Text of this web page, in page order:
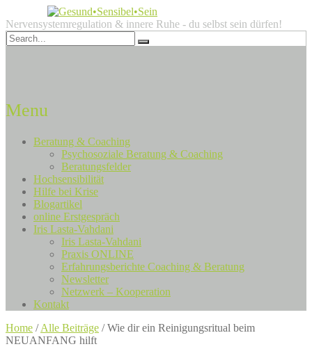
Nervensystemregulation & innere Ruhe - du selbst sein dürfen!
Menu
Beratung & Coaching
Psychosoziale Beratung & Coaching
Beratungsfelder
Hochsensibilität
Hilfe bei Krise
Blogartikel
online Erstgespräch
Iris Lasta-Vahdani
Iris Lasta-Vahdani
Praxis ONLINE
Erfahrungsberichte Coaching & Beratung
Newsletter
Netzwerk – Kooperation
Kontakt
Home /Alle Beiträge /Wie dir ein Reinigungsritual beim
NEUANFANG hilft